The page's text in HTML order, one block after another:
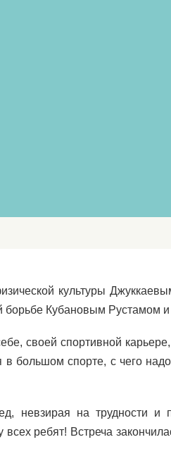
культуры
борьбе Кубановым Рустамом
своей спортивной
большом спорте, с чего
невзирая на трудности
ребят! Встреча